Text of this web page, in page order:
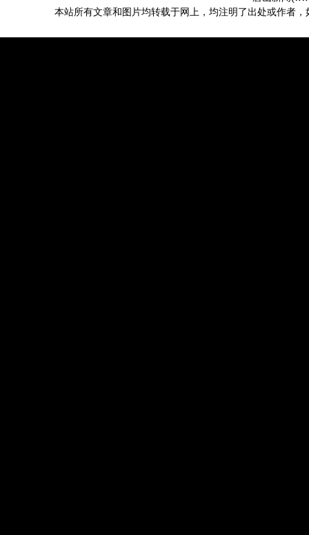
本站所有文章和图片均转载于网上，均注明了出处或作者